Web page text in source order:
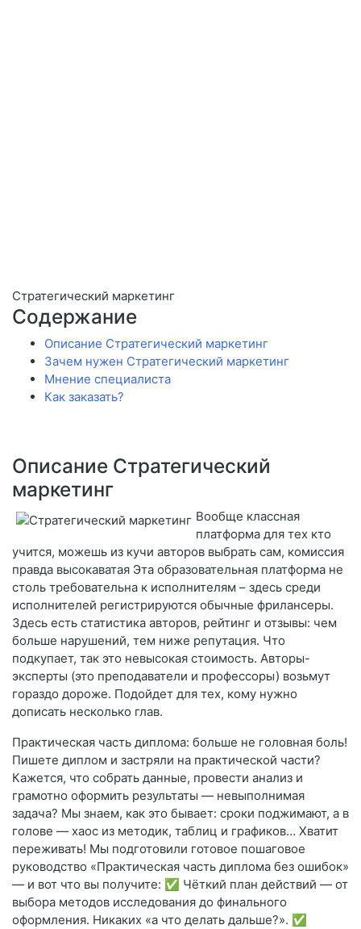
Стратегический маркетинг
Содержание
Описание Стратегический маркетинг
Зачем нужен Стратегический маркетинг
Мнение специалиста
Как заказать?
Описание Стратегический
маркетинг
Вообще классная
платформа для тех кто
учится, можешь из кучи авторов выбрать сам, комиссия
правда высокаватая Эта образовательная платформа не
столь требовательна к исполнителям – здесь среди
исполнителей регистрируются обычные фрилансеры.
Здесь есть статистика авторов, рейтинг и отзывы: чем
больше нарушений, тем ниже репутация. Что
подкупает, так это невысокая стоимость. Авторы-
эксперты (это преподаватели и профессоры) возьмут
гораздо дороже. Подойдет для тех, кому нужно
дописать несколько глав.
Практическая часть диплома: больше не головная боль!
Пишете диплом и застряли на практической части?
Кажется, что собрать данные, провести анализ и
грамотно оформить результаты — невыполнимая
задача? Мы знаем, как это бывает: сроки поджимают, а в
голове — хаос из методик, таблиц и графиков… Хватит
переживать! Мы подготовили готовое пошаговое
руководство «Практическая часть диплома без ошибок»
— и вот что вы получите: ✅ Чёткий план действий — от
выбора методов исследования до финального
оформления. Никаких «а что делать дальше?». ✅